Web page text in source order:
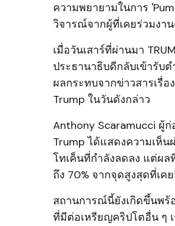
ความพยายามในการ
วิจารณ์จากผู้ที่เคยร่วมงา
เมื่อวันเสาร์ที่ผ่านมา
ประธานาธิบดีกลับเข้ารับ
ผลกระทบจากข่าวสารเรื่
Trump ในวันดังกล่าว
Anthony Scaramucci ผู้
Trump ได้แสดงความเห็
โทเค็นที่กำลังลดลง แต่ผล
ถึง 70% จากจุดสูงสุดที่เค
สถานการณ์นี้ยังเกิดขึ้นพร้
ที่มีต่อเหรียญคริปโตอื่น ๆ